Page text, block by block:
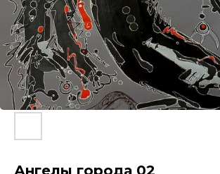
Ангелы города 02